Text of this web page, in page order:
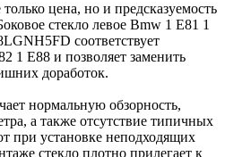
цена, но и предсказуемость
стекло левое Bmw 1 E81 1
соответствует
1 E88 и позволяет заменить
доработок.
нормальную обзорность,
а также отсутствие типичных
при установке неподходящих
стекло плотно прилегает к